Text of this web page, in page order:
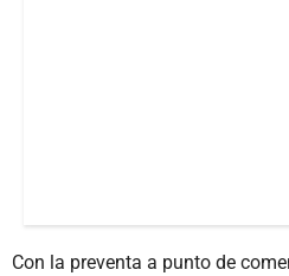
Con la preventa a punto de